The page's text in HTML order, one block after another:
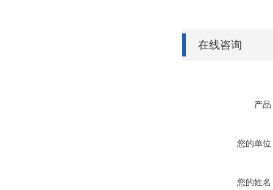
在线咨询
产品
您的单位
您的姓名